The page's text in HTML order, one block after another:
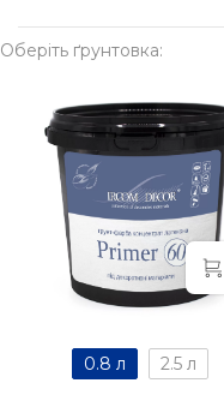
Оберіть ґрунтовка:
0.8 л 2.5 л